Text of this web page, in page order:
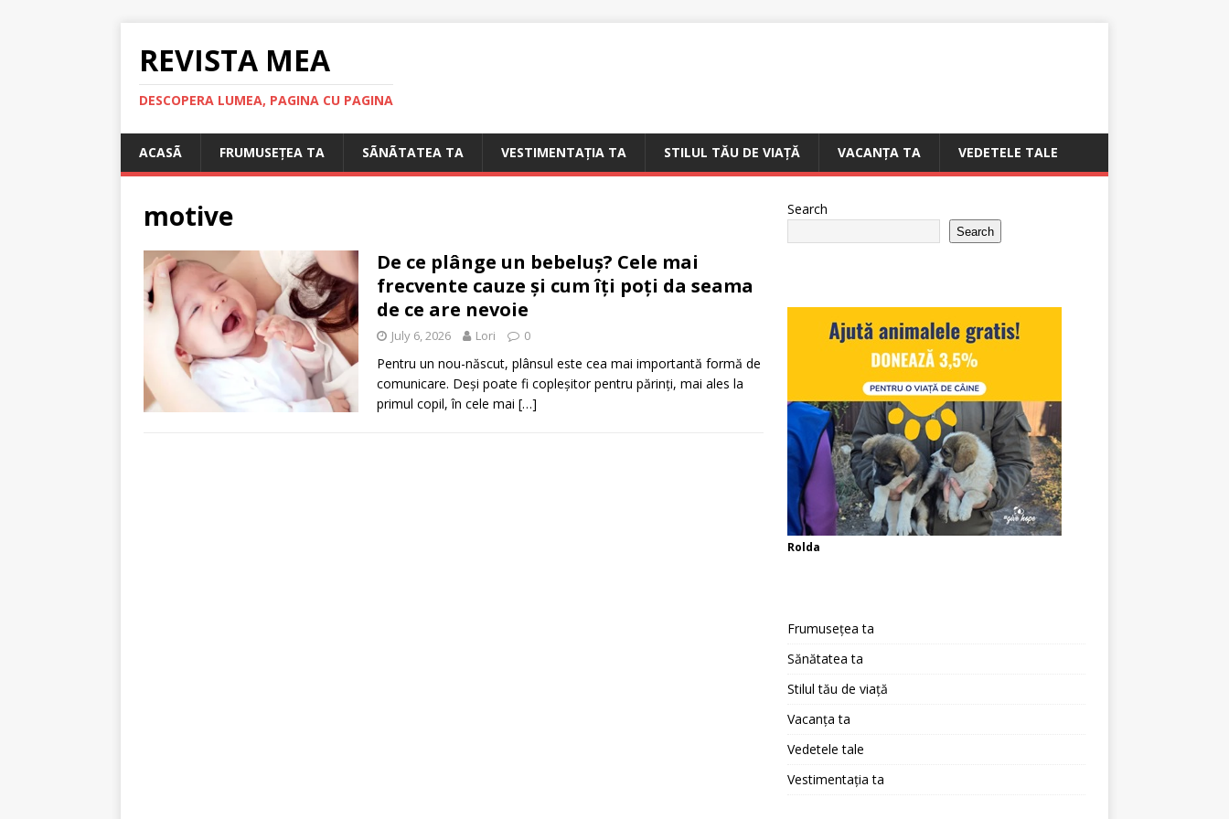
REVISTA MEA
DESCOPERA LUMEA, PAGINA CU PAGINA
ACASÃ FRUMUSEȚEA TA SÃNÃTATEA TA VESTIMENTAȚIA TA STILUL TĂU DE VIAȚĂ VACANȚA TA VEDETELE TALE
motive
De ce plânge un bebeluș? Cele mai
frecvente cauze și cum îți poți da seama
de ce are nevoie
July 6, 2026 Lori 0
Pentru un nou-născut, plânsul este cea mai importantă formă de
comunicare. Deși poate fi copleșitor pentru părinți, mai ales la
primul copil, în cele mai […]
Search
Search
Rolda
Frumusețea ta
Sănătatea ta
Stilul tău de viață
Vacanța ta
Vedetele tale
Vestimentația ta